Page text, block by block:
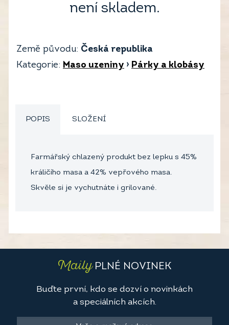
není skladem.
Země původu: Česká republika
Kategorie: Maso uzeniny › Párky a klobásy
POPIS SLOŽENÍ
Farmářský chlazený produkt bez lepku s 45%
králičího masa a 42% vepřového masa.
Skvěle si je vychutnáte i grilované.
MailyPLNÉ NOVINEK
Buďte první, kdo se dozví o novinkách
a speciálních akcích.